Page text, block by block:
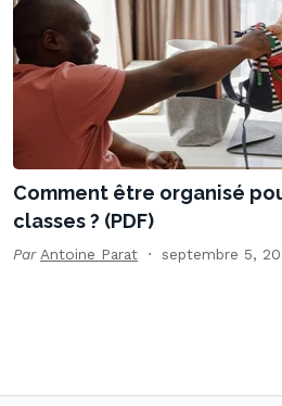
Comment être organisé
classes ? (PDF)
Par Antoine Parat septembre 5,